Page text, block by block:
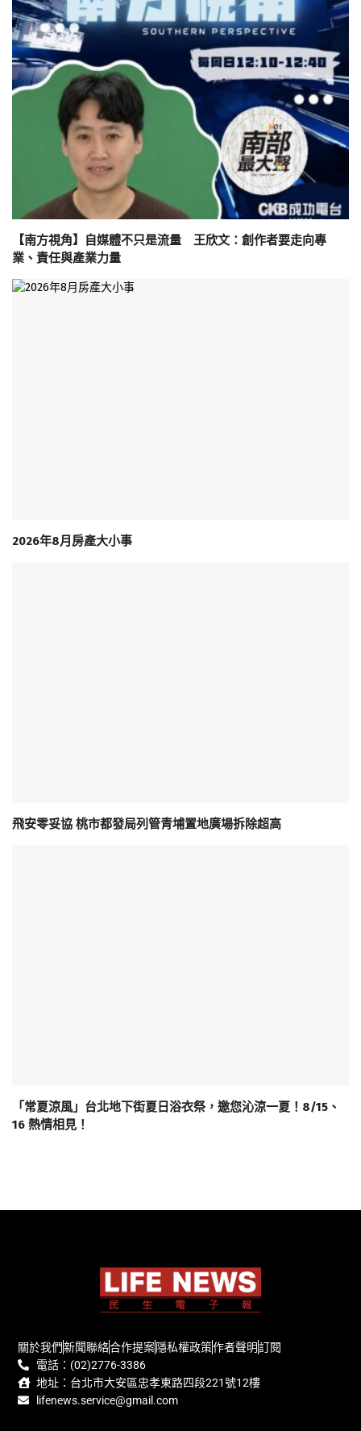
【南方視角】自媒體不只是流量 王欣文：創作者要走向專
業、責任與產業力量
2026年8月房產大小事
飛安零妥協 桃市都發局列管青埔置地廣場拆除超高
「常夏涼風」台北地下街夏日浴衣祭，邀您沁涼一夏！8/15、
16 熱情相見！
關於我們新聞聯絡合作提案隱私權政策作者聲明訂閱
電話：(02)2776-3386
地址：台北市大安區忠孝東路四段221號12樓
lifenews.service@gmail.com